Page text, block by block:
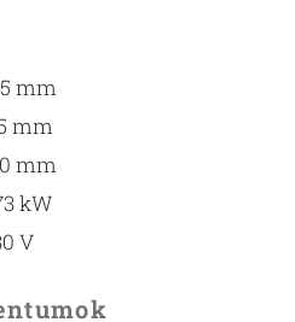
mm
mm
mm
kW
V